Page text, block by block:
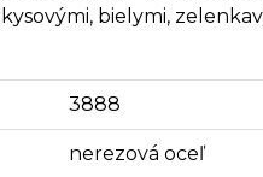
bielymi,
3888
nerezová oceľ